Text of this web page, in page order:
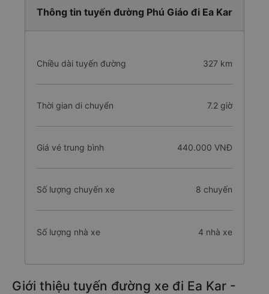
Thông tin tuyến đường Phú Giáo đi Ea Kar
Chiều dài tuyến đường 327 km
Thời gian di chuyển 7.2 giờ
Giá vé trung bình 440.000 VNĐ
Số lượng chuyến xe 8 chuyến
Số lượng nhà xe 4 nhà xe
Giới thiệu tuyến đường xe đi Ea Kar -